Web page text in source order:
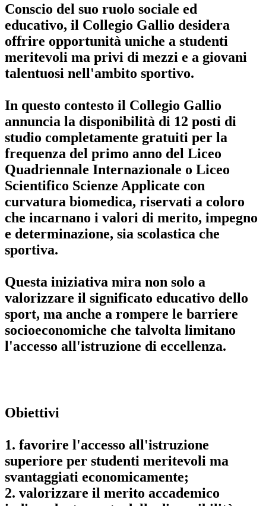
Conscio del suo ruolo sociale ed
educativo, il Collegio Gallio desidera
offrire opportunità uniche a studenti
meritevoli ma privi di mezzi e a giovani
talentuosi nell'ambito sportivo.
In questo contesto il Collegio Gallio
annuncia la disponibilità di 12 posti di
studio completamente gratuiti per la
frequenza del primo anno del Liceo
Quadriennale Internazionale o Liceo
Scientifico Scienze Applicate con
curvatura biomedica, riservati a coloro
che incarnano i valori di merito, impegno
e determinazione, sia scolastica che
sportiva.
Questa iniziativa mira non solo a
valorizzare il significato educativo dello
sport, ma anche a rompere le barriere
socioeconomiche che talvolta limitano
l'accesso all'istruzione di eccellenza.
Obiettivi
1. favorire l'accesso all'istruzione
superiore per studenti meritevoli ma
svantaggiati economicamente;
2. valorizzare il merito accademico